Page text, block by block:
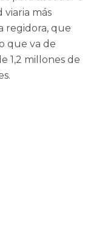
más
regidora, que
que va de
1,2 millones de